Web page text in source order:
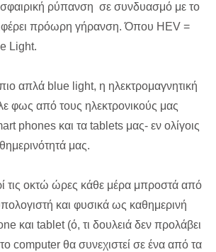
ρύπανση σε συνδυασμό με το
πρόωρη γήρανση. Όπου HEV =
Light.
απλά blue light, η ηλεκτρομαγνητική
φως από τους ηλεκτρονικούς μας
phones και τα tablets μας- εν ολίγοις
μας.
τις οκτώ ώρες κάθε μέρα μπροστά από
και φυσικά ως καθημερινή
και tablet (ό, τι δουλειά δεν προλάβει
computer θα συνεχιστεί σε ένα από τα